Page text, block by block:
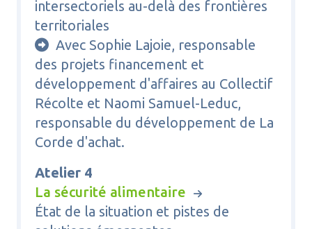
intersectoriels au-delà des frontières
territoriales
Avec Sophie Lajoie, responsable
des projets financement et
développement d'affaires au Collectif
Récolte et Naomi Samuel-Leduc,
responsable du développement de La
Corde d'achat.
Atelier 4
La sécurité alimentaire
État de la situation et pistes de